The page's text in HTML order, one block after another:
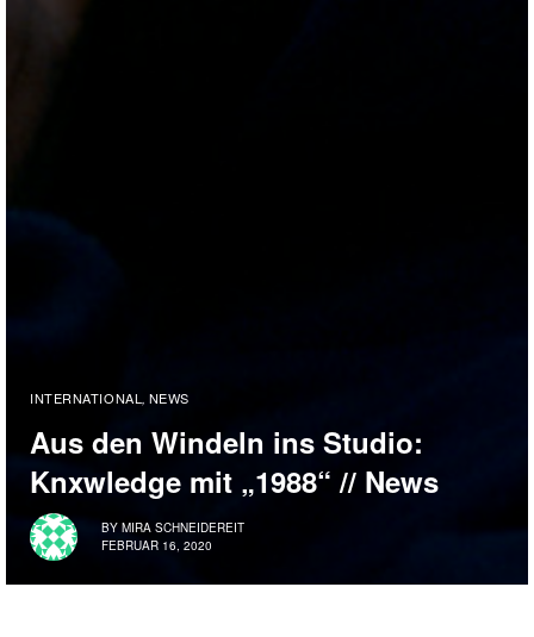
INTERNATIONAL , NEWS
Aus den Windeln ins Studio:
Knxwledge mit „1988“ // News
BY MIRA SCHNEIDEREIT
FEBRUAR 16, 2020